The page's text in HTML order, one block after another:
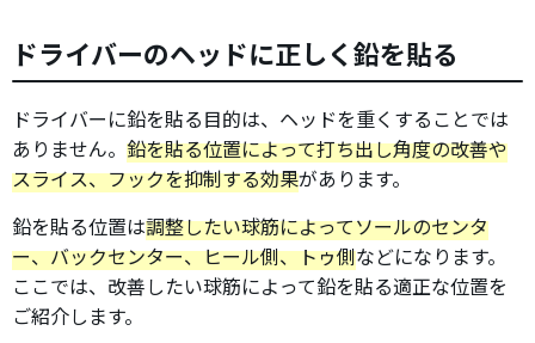
ドライバーのヘッドに正しく鉛を貼る
ドライバーに鉛を貼る目的は、ヘッドを重くすることでは
ありません。 鉛を貼る位置によって打ち出し角度の改善や
スライス、フックを抑制する効果があります。
鉛を貼る位置は調整したい球筋によってソールのセンタ
ー、バックセンター、ヒール側、トゥ側などになります。
ここでは、改善したい球筋によって鉛を貼る適正な位置を
ご紹介します。